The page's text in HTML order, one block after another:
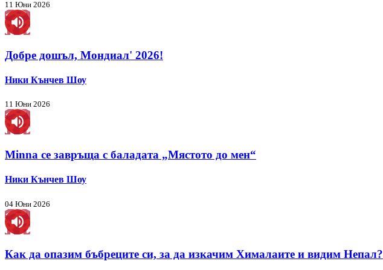
11 Юни 2026
Добре дошъл, Мондиал' 2026!
Ники Кънчев Шоу
11 Юни 2026
Minna се завръща с баладата „Мястото до мен“
Ники Кънчев Шоу
04 Юни 2026
Как да опазим бъбреците си, за да изкачим Хималаите и видим Непал?